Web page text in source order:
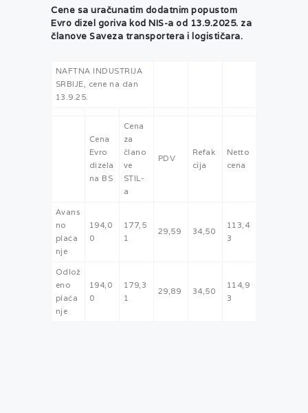
POVOLJNOSTI
GALERIJA
Cene sa uračunatim dodatnim popustom
Evro dizel goriva kod NIS-a od 13.9.2025. za
članove Saveza transportera i logističara.
NAFTNA INDUSTRIJA
SRBIJE, cene na dan
13.9.25.
Cena
Evro
dizela
na BS
Cena
za
člano
ve
STIL-
a
PDV
Refak
cija
Netto
cena
Avans
no
plaća
nje
194,0
0
177,5
1
29,59 34,50
113,4
3
Odlož
eno
plaća
nje
194,0
0
179,3
1
29,89 34,50
114,9
3